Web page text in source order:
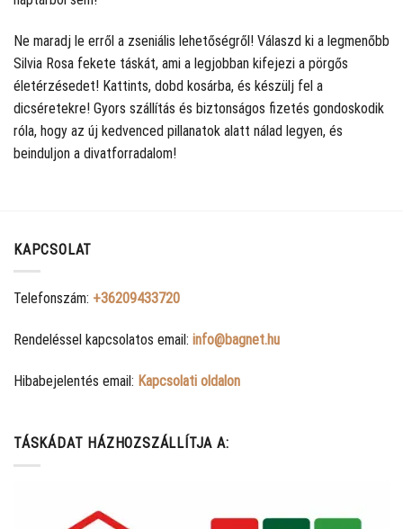
Ne maradj le erről a zseniális lehetőségről! Válaszd ki a legmenőbb
Silvia Rosa fekete táskát, ami a legjobban kifejezi a pörgős
életérzésedet! Kattints, dobd kosárba, és készülj fel a
dicséretekre! Gyors szállítás és biztonságos fizetés gondoskodik
róla, hogy az új kedvenced pillanatok alatt nálad legyen, és
beinduljon a divatforradalom!
KAPCSOLAT
Telefonszám: +36209433720
Rendeléssel kapcsolatos email: info@bagnet.hu
Hibabejelentés email: Kapcsolati oldalon
TÁSKÁDAT HÁZHOZSZÁLLÍTJA A: